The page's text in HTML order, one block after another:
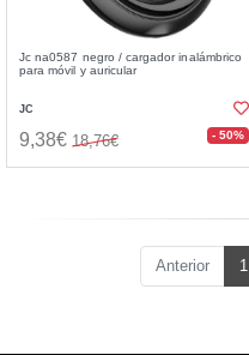
Jc na0587 negro / cargador inalámbrico
para móvil y auricular
JC
9,38€ 18,76€ - 50%
Anterior 1